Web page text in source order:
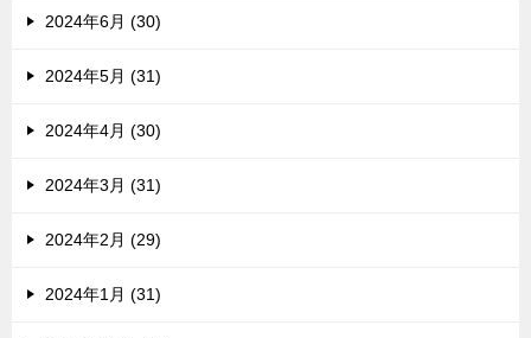
2024年6月 (30)
2024年5月 (31)
2024年4月 (30)
2024年3月 (31)
2024年2月 (29)
2024年1月 (31)